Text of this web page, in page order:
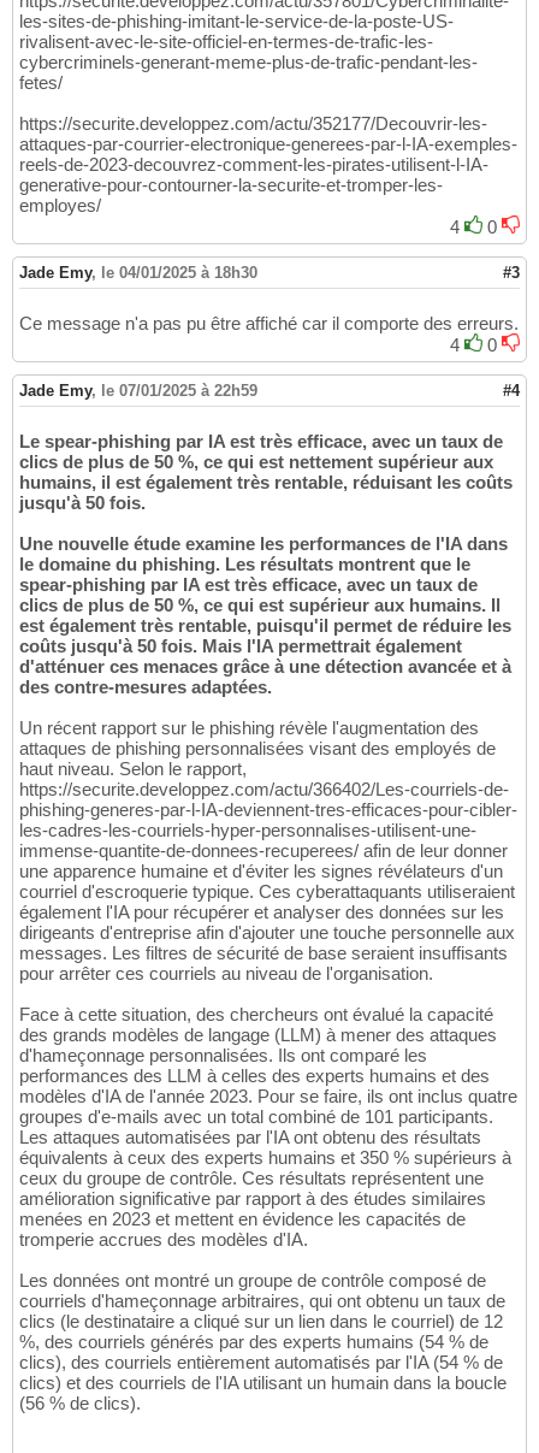
les-sites-de-phishing-imitant-le-service-de-la-poste-US-
rivalisent-avec-le-site-officiel-en-termes-de-trafic-les-
cybercriminels-generant-meme-plus-de-trafic-pendant-les-
fetes/
https://securite.developpez.com/actu/352177/Decouvrir-les-
attaques-par-courrier-electronique-generees-par-l-IA-exemples-
reels-de-2023-decouvrez-comment-les-pirates-utilisent-l-IA-
generative-pour-contourner-la-securite-et-tromper-les-
employes/
4
0
Jade Emy, le 04/01/2025 à 18h30 #3
Ce message n'a pas pu être affiché car il comporte des erreurs.
4
0
Jade Emy, le 07/01/2025 à 22h59 #4
Le spear-phishing par IA est très efficace, avec un taux de
clics de plus de 50 %, ce qui est nettement supérieur aux
humains, il est également très rentable, réduisant les coûts
jusqu'à 50 fois.
Une nouvelle étude examine les performances de l'IA dans
le domaine du phishing. Les résultats montrent que le
spear-phishing par IA est très efficace, avec un taux de
clics de plus de 50 %, ce qui est supérieur aux humains. Il
est également très rentable, puisqu'il permet de réduire les
coûts jusqu'à 50 fois. Mais l'IA permettrait également
d'atténuer ces menaces grâce à une détection avancée et à
des contre-mesures adaptées.
Un récent rapport sur le phishing révèle l'augmentation des
attaques de phishing personnalisées visant des employés de
haut niveau. Selon le rapport,
https://securite.developpez.com/actu/366402/Les-courriels-de-
phishing-generes-par-l-IA-deviennent-tres-efficaces-pour-cibler-
les-cadres-les-courriels-hyper-personnalises-utilisent-une-
immense-quantite-de-donnees-recuperees/ afin de leur donner
une apparence humaine et d'éviter les signes révélateurs d'un
courriel d'escroquerie typique. Ces cyberattaquants utiliseraient
également l'IA pour récupérer et analyser des données sur les
dirigeants d'entreprise afin d'ajouter une touche personnelle aux
messages. Les filtres de sécurité de base seraient insuffisants
pour arrêter ces courriels au niveau de l'organisation.
Face à cette situation, des chercheurs ont évalué la capacité
des grands modèles de langage (LLM) à mener des attaques
d'hameçonnage personnalisées. Ils ont comparé les
performances des LLM à celles des experts humains et des
modèles d'IA de l'année 2023. Pour se faire, ils ont inclus quatre
groupes d'e-mails avec un total combiné de 101 participants.
Les attaques automatisées par l'IA ont obtenu des résultats
équivalents à ceux des experts humains et 350 % supérieurs à
ceux du groupe de contrôle. Ces résultats représentent une
amélioration significative par rapport à des études similaires
menées en 2023 et mettent en évidence les capacités de
tromperie accrues des modèles d'IA.
Les données ont montré un groupe de contrôle composé de
courriels d'hameçonnage arbitraires, qui ont obtenu un taux de
clics (le destinataire a cliqué sur un lien dans le courriel) de 12
%, des courriels générés par des experts humains (54 % de
clics), des courriels entièrement automatisés par l'IA (54 % de
clics) et des courriels de l'IA utilisant un humain dans la boucle
(56 % de clics).